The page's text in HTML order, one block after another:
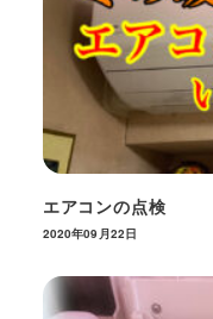
エアコンの点検
2020年09月22日